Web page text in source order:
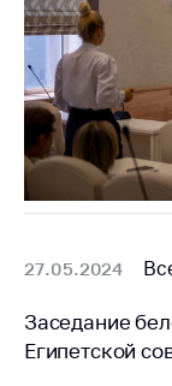
27.05.2024
Заседание
Египетской